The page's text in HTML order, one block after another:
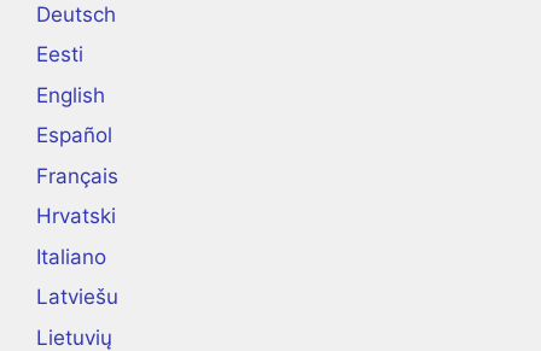
Deutsch
Eesti
English
Español
Français
Hrvatski
Italiano
Latviešu
Lietuvių